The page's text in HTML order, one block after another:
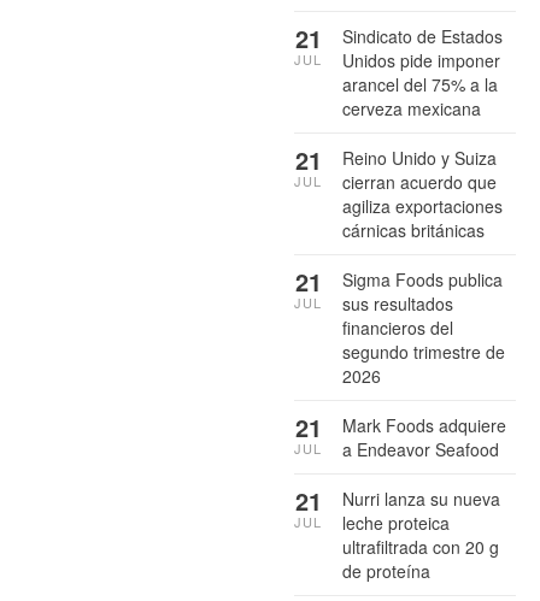
Sindicato de Estados
Unidos pide imponer
arancel del 75% a la
cerveza mexicana
21
JUL
Reino Unido y Suiza
cierran acuerdo que
agiliza exportaciones
cárnicas británicas
21
JUL
Sigma Foods publica
sus resultados
financieros del
segundo trimestre de
2026
21
JUL
Mark Foods adquiere
a Endeavor Seafood
21
JUL
Nurri lanza su nueva
leche proteica
ultrafiltrada con 20 g
de proteína
21
JUL